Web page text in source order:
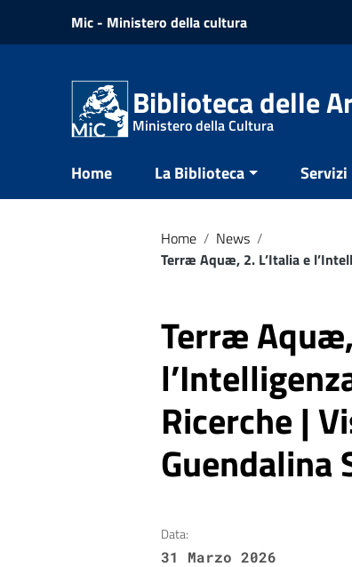
Vai ai contenuti
Vai al menu di navigazione
Mic - Ministero della cultura
Biblioteca delle
Ministero della Cultura
Home La Biblioteca Servizi
Home / News /
Terræ Aquæ, 2. L’Italia e
Terræ
Ricerche |
Guendalina
Data:
31 Marzo 2026